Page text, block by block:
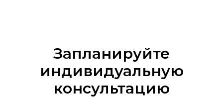
Запланируйте
индивидуальную
консультацию